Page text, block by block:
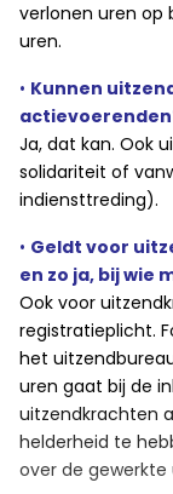
verlonen uren op
uren.
• Kunnen
Ja, dat kan. Ook
solidariteit of
indiensttreding).
• Geldt voor
en zo ja, bij wie
Ook voor
registratieplicht.
het
uren gaat bij de
uitzendkrachten
helderheid te
over de gewerkte